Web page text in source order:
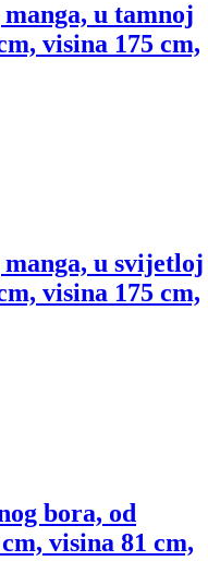
u tamnoj
visina 175 cm,
u svijetloj
visina 175 cm,
bora, od
visina 81 cm,